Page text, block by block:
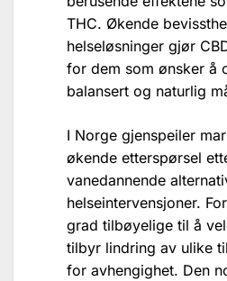
THC. Økende
helseløsninger gjør
for dem som ønsker å
balansert og naturlig
I Norge gjenspeiler
økende etterspørsel
vanedannende
helseintervensjoner.
grad tilbøyelige til å
tilbyr lindring av ulike
for avhengighet. Den